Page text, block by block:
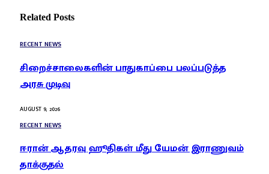
Related Posts
RECENT NEWS
சிறைச்சாலைகளின் பாதுகாப்பை பலப்படுத்த
அரசு முடிவு
AUGUST 9, 2026
RECENT NEWS
ஈரான் ஆதரவு ஹூதிகள் மீது யேமன் இராணுவம்
தாக்குதல்